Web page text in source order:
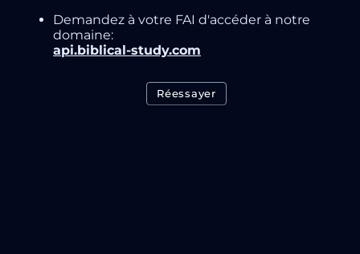
Demandez à votre FAI d'accéder à notre
domaine:
api.biblical-study.com
Réessayer